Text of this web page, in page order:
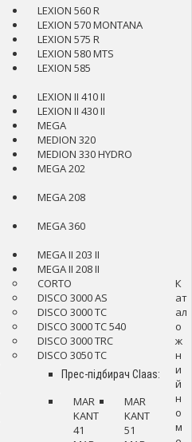
LEXION 560 R
LEXION 570 MONTANA
LEXION 575 R
LEXION 580 MTS
LEXION 585
LEXION II 410 II
LEXION II 430 II
MEGA
MEDION 320
MEDION 330 HYDRO
MEGA 202
MEGA 208
MEGA 360
MEGA II 203 II
MEGA II 208 II
CORTO
DISCO 3000 AS
DISCO 3000 TC
DISCO 3000 TC 540
DISCO 3000 TRC
DISCO 3050 TC
Прес-підбирач Claas:
MAR
KANT
41
MAR
KANT
51
К
ат
ал
о
ж
н
и
й
н
о
м